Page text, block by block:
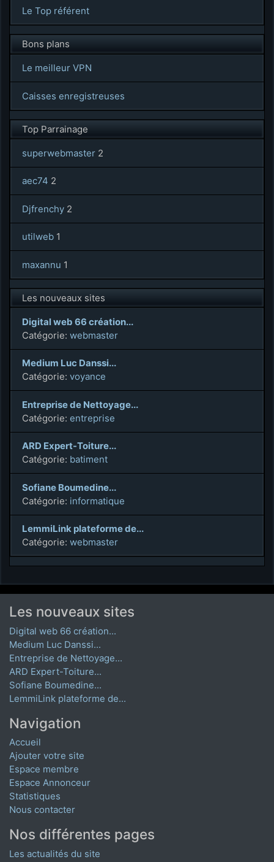
Le Top référent
Bons plans
Le meilleur VPN
Caisses enregistreuses
Top Parrainage
superwebmaster 2
aec74 2
Djfrenchy 2
utilweb 1
maxannu 1
Les nouveaux sites
Digital web 66 création...
Catégorie: webmaster
Medium Luc Danssi...
Catégorie: voyance
Entreprise de Nettoyage...
Catégorie: entreprise
ARD Expert-Toiture...
Catégorie: batiment
Sofiane Boumedine...
Catégorie: informatique
LemmiLink plateforme de...
Catégorie: webmaster
Les nouveaux sites
Digital web 66 création...
Medium Luc Danssi...
Entreprise de Nettoyage...
ARD Expert-Toiture...
Sofiane Boumedine...
LemmiLink plateforme de...
Navigation
Accueil
Ajouter votre site
Espace membre
Espace Annonceur
Statistiques
Nous contacter
Nos différentes pages
Les actualités du site